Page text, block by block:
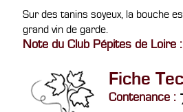
Sur des tanins soyeux, la bouche
grand vin de garde.
Note du Club Pépites de Loire :
Fiche
Contenance :